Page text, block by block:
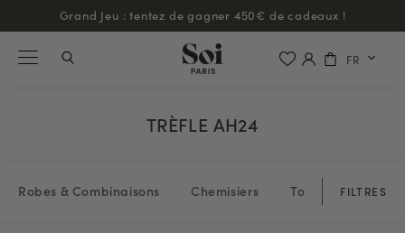
Grand Jeu : tentez de gagner 450€ de cadeaux !
FR
TRÈFLE AH24
Robes & Combinaisons Chemisiers Tops & blouses
FILTRES